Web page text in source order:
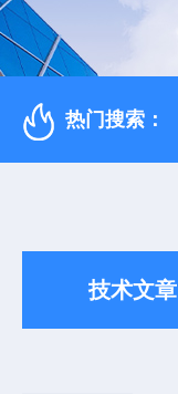
热门搜索：
技术文章